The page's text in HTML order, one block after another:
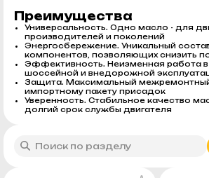
Преимущества
Универсальность. Одно масло - для
производителей и поколений
Энергосбережение. Уникальный
компонентов, позволяющих снизить
Эффективность. Неизменная работа в
шоссейной и внедорожной
Защита. Максимальный
импортному пакету присадок
Уверенность. Стабильное качество
долгий срок службы двигателя